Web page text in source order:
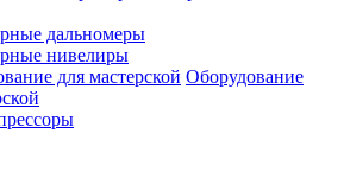
дальномеры
нивелиры
Оборудование